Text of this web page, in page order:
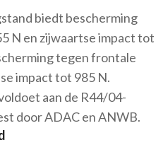
biedt bescherming
N en zijwaartse impact tot
tegen frontale
impact tot 985 N.
aan de R44/04-
door ADAC en ANWB.